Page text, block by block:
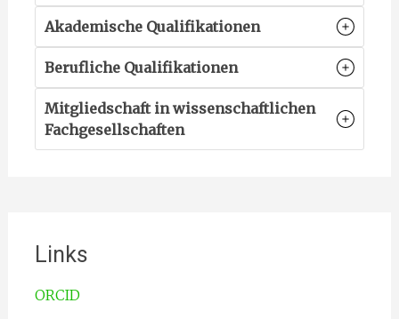
Akademische Qualifikationen
Berufliche Qualifikationen
Mitgliedschaft in wissenschaftlichen
Fachgesellschaften
Links
ORCID